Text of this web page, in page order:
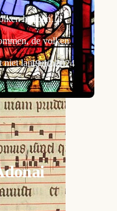
hebben
de volken
langer meer.
19.12.2024